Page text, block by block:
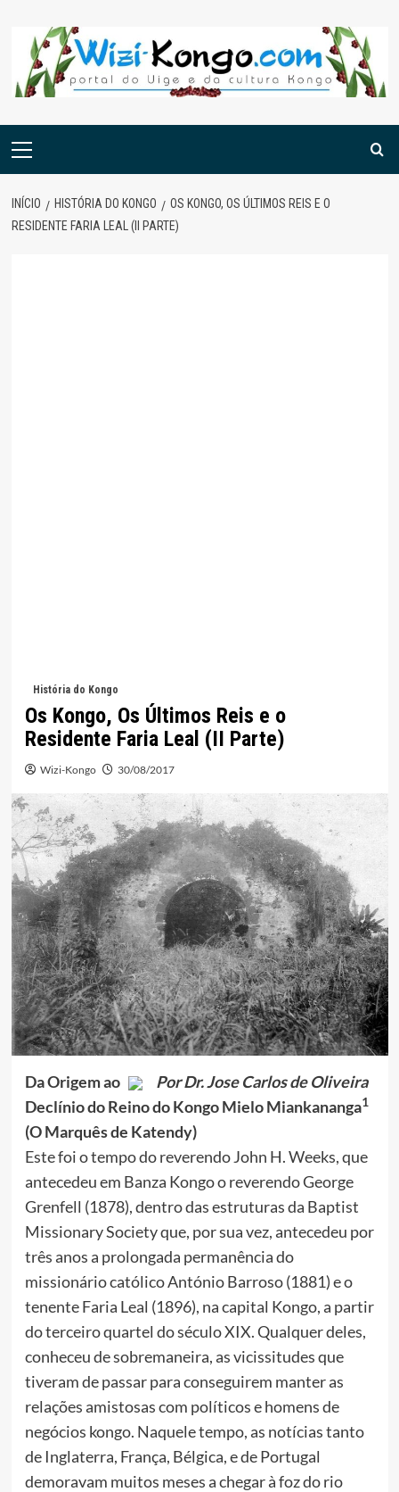
content
Menu
INÍCIO HISTÓRIA DO KONGO
OS KONGO, OS ÚLTIMOS REIS E O
RESIDENTE FARIA LEAL (II PARTE)
História do Kongo
Os Kongo, Os Últimos Reis e o
Residente Faria Leal (II Parte)
Wizi-Kongo 30/08/2017
Por Dr. Jose Carlos de Oliveira
Da Origem ao
Declínio do Reino do Kongo Mielo Miankananga1
(O Marquês de Katendy)
Este foi o tempo do reverendo John H. Weeks, que
antecedeu em Banza Kongo o reverendo George
Grenfell (1878), dentro das estruturas da Baptist
Missionary Society que, por sua vez, antecedeu por
três anos a prolongada permanência do
missionário católico António Barroso (1881) e o
tenente Faria Leal (1896), na capital Kongo, a partir
do terceiro quartel do século XIX. Qualquer deles,
conheceu de sobremaneira, as vicissitudes que
tiveram de passar para conseguirem manter as
relações amistosas com políticos e homens de
negócios kongo. Naquele tempo, as notícias tanto
de Inglaterra, França, Bélgica, e de Portugal
demoravam muitos meses a chegar à foz do rio